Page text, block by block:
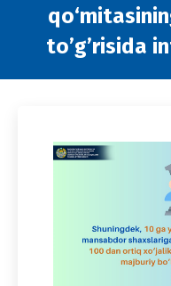
to’g’risida